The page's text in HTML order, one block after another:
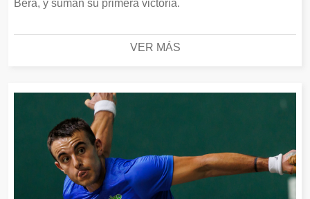
Bera, y suman su primera victoria.
VER MÁS